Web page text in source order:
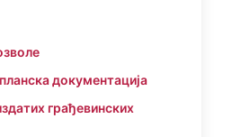
документација
грађевинских